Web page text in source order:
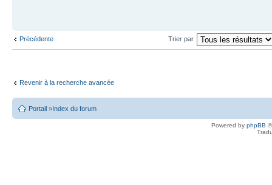
Précédente Trier par
Revenir à la recherche avancée
Portail »Index du forum
Powered by phpBB